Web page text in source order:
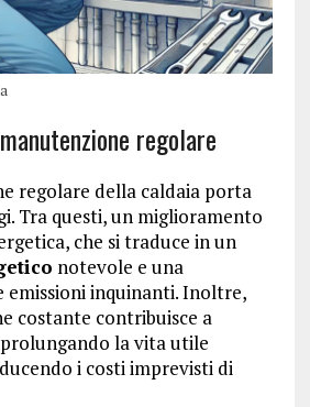
regolare
regolare della caldaia porta
Tra questi, un miglioramento
che si traduce in un
notevole e una
emissioni inquinanti. Inoltre,
costante contribuisce a
la vita utile
i costi imprevisti di